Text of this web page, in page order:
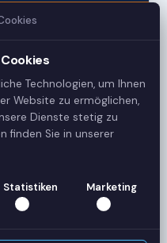
Technologien, um Ihnen
Website zu ermöglichen,
Dienste stetig zu
finden Sie in unserer
Statistiken Marketing